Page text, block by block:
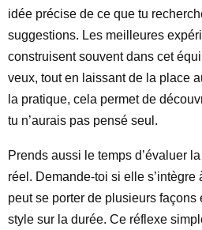
idée précise de ce que tu
suggestions. Les meilleures
construisent souvent dans cet
veux, tout en laissant de la place
la pratique, cela permet de
tu n’aurais pas pensé seul.
Prends aussi le temps d’évaluer
réel. Demande-toi si elle
peut se porter de plusieurs façons
style sur la durée. Ce réflexe